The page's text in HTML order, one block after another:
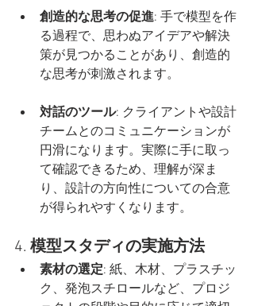
創造的な思考の促進: 手で模型を作
る過程で、思わぬアイデアや解決
策が見つかることがあり、創造的
な思考が刺激されます。
対話のツール: クライアントや設計
チームとのコミュニケーションが
円滑になります。実際に手に取っ
て確認できるため、理解が深ま
り、設計の方向性についての合意
が得られやすくなります。
4. 模型スタディの実施方法
素材の選定: 紙、木材、プラスチッ
ク、発泡スチロールなど、プロジ